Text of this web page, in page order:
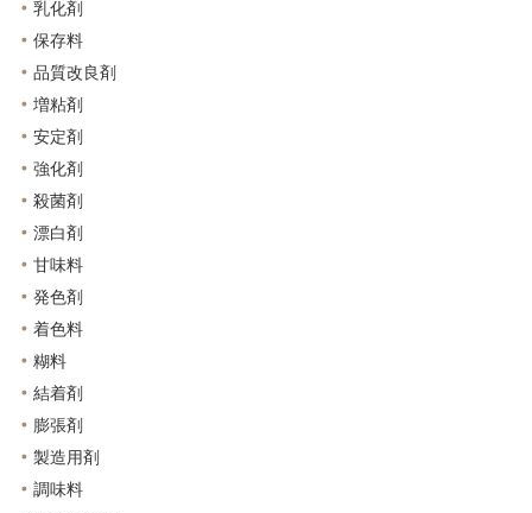
乳化剤
保存料
品質改良剤
増粘剤
安定剤
強化剤
殺菌剤
漂白剤
甘味料
発色剤
着色料
糊料
結着剤
膨張剤
製造用剤
調味料